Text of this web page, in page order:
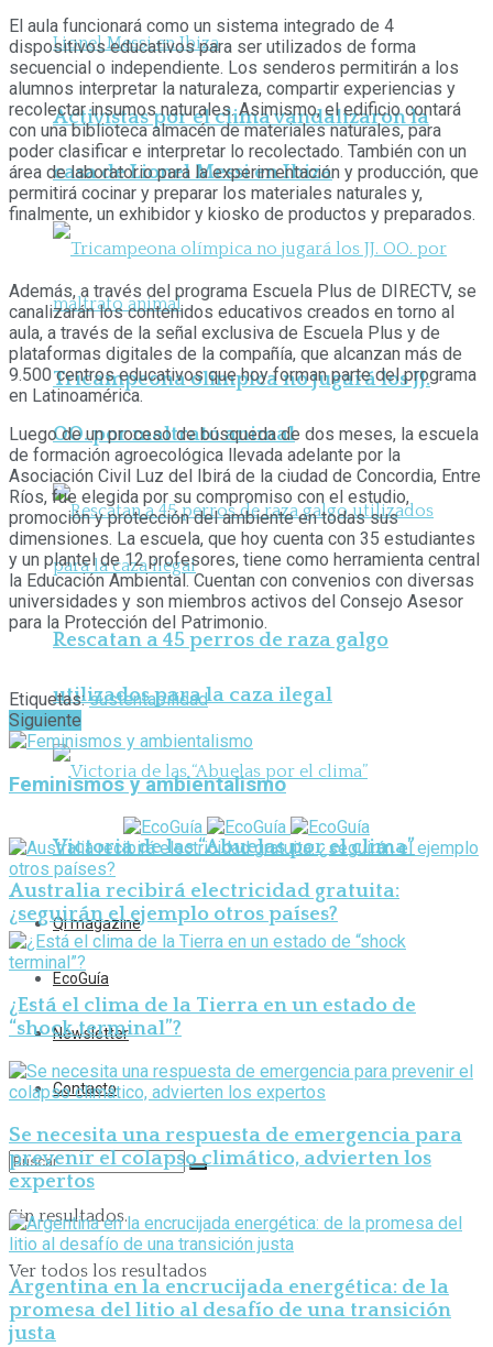
Activistas por el clima vandalizaron la
casa de Lionel Messi en Ibiza
Tricampeona olímpica no jugará los JJ.
OO. por maltrato animal
Rescatan a 45 perros de raza galgo
utilizados para la caza ilegal
Victoria de las “Abuelas por el clima”
Qi magazine
EcoGuía
Newsletter
Contacto
Sin resultados.
Ver todos los resultados
El aula funcionará como un sistema integrado de 4
dispositivos educativos para ser utilizados de forma
secuencial o independiente. Los senderos permitirán a los
alumnos interpretar la naturaleza, compartir experiencias y
recolectar insumos naturales. Asimismo, el edificio contará
con una biblioteca almacén de materiales naturales, para
poder clasificar e interpretar lo recolectado. También con un
área de laboratorio para la experimentación y producción, que
permitirá cocinar y preparar los materiales naturales y,
finalmente, un exhibidor y kiosko de productos y preparados.
Además, a través del programa Escuela Plus de DIRECTV, se
canalizarán los contenidos educativos creados en torno al
aula, a través de la señal exclusiva de Escuela Plus y de
plataformas digitales de la compañía, que alcanzan más de
9.500 centros educativos que hoy forman parte del programa
en Latinoamérica.
Luego de un proceso de búsqueda de dos meses, la escuela
de formación agroecológica llevada adelante por la
Asociación Civil Luz del Ibirá de la ciudad de Concordia, Entre
Ríos, fue elegida por su compromiso con el estudio,
promoción y protección del ambiente en todas sus
dimensiones. La escuela, que hoy cuenta con 35 estudiantes
y un plantel de 12 profesores, tiene como herramienta central
la Educación Ambiental. Cuentan con convenios con diversas
universidades y son miembros activos del Consejo Asesor
para la Protección del Patrimonio.
Etiquetas: sustentabilidad
Siguiente
Feminismos y ambientalismo
Australia recibirá electricidad gratuita:
¿seguirán el ejemplo otros países?
¿Está el clima de la Tierra en un estado de
“shock terminal”?
Se necesita una respuesta de emergencia para
prevenir el colapso climático, advierten los
expertos
Argentina en la encrucijada energética: de la
promesa del litio al desafío de una transición
justa